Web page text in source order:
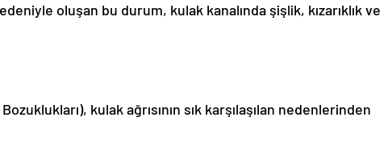
oluşan bu durum, kulak kanalında şişlik, kızarıklık ve
kulak ağrısının sık karşılaşılan nedenlerinden